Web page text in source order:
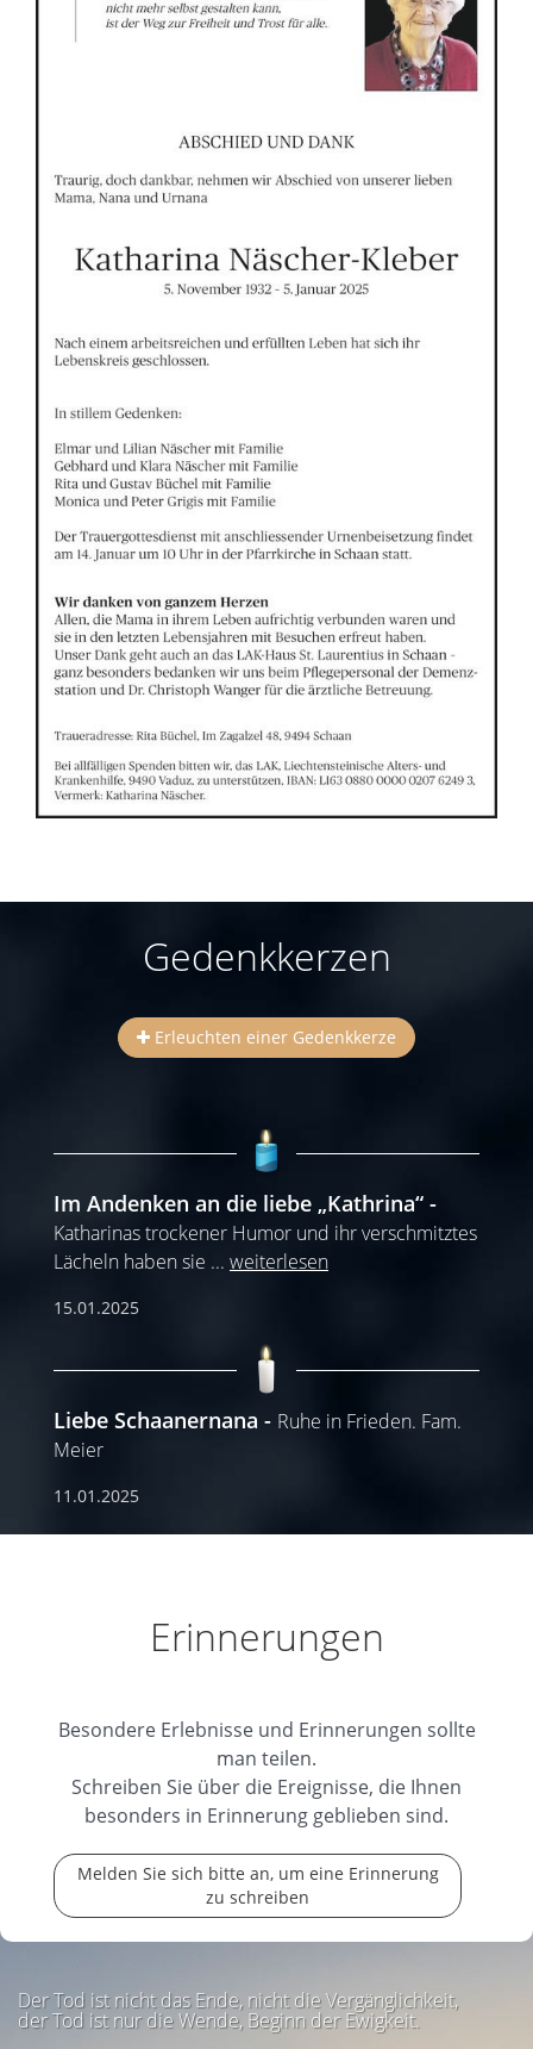
Gedenkkerzen
Erleuchten einer Gedenkkerze
Im Andenken an die liebe „Kathrina“
Katharinas trockener Humor und ihr verschmitztes
Lächeln haben sie ... weiterlesen
15.01.2025
Liebe Schaanernana
Ruhe in Frieden. Fam.
Meier
11.01.2025
Erinnerungen
Besondere Erlebnisse und Erinnerungen sollte
man teilen.
Schreiben Sie über die Ereignisse, die Ihnen
besonders in Erinnerung geblieben sind.
Melden Sie sich bitte an, um eine Erinnerung
zu schreiben
Der Tod ist nicht das Ende, nicht die Vergänglichkeit,
der Tod ist nur die Wende, Beginn der Ewigkeit.